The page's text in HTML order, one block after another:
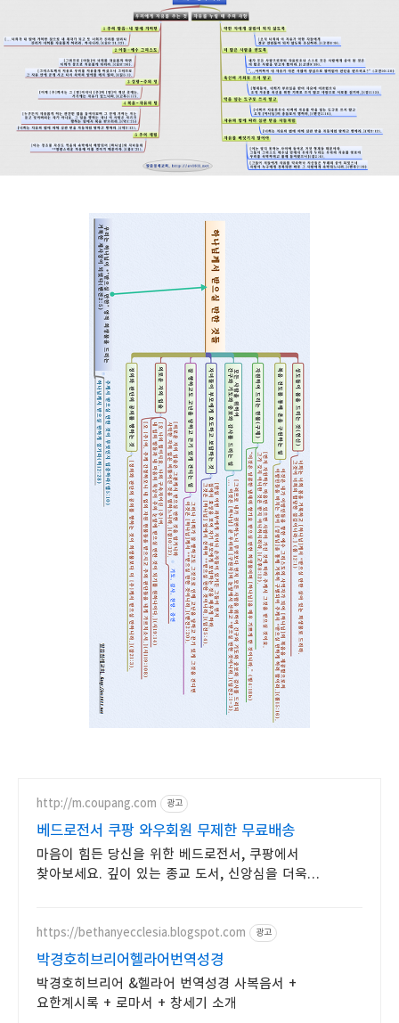
http://m.coupang.com 광고
베드로전서 쿠팡 와우회원 무제한 무료배송
마음이 힘든 당신을 위한 베드로전서, 쿠팡에서
찾아보세요. 깊이 있는 종교 도서, 신앙심을 더욱
https://bethanyecclesia.blogspot.com 광고
박경호히브리어헬라어번역성경
박경호히브리어 &헬라어 번역성경 사복음서 +
요한계시록 + 로마서 + 창세기 소개